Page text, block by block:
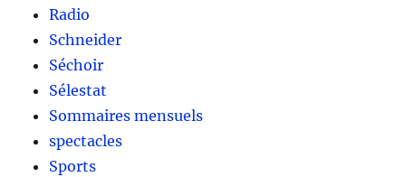
Radio
Schneider
Séchoir
Sélestat
Sommaires mensuels
spectacles
Sports